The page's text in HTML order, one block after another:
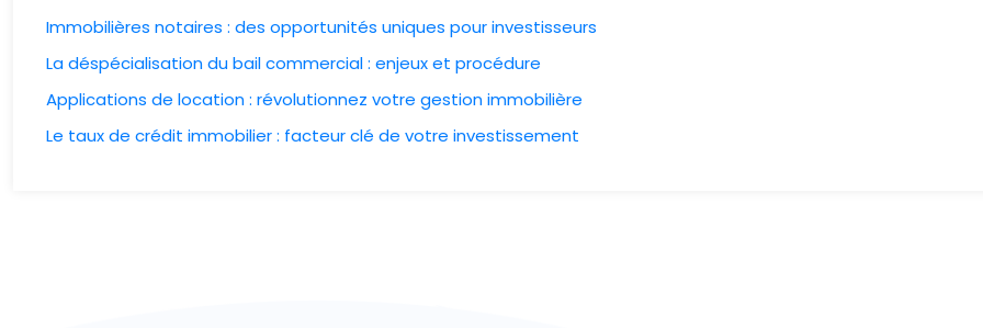
Immobilières notaires : des opportunités uniques pour investisseurs
La déspécialisation du bail commercial : enjeux et procédure
Applications de location : révolutionnez votre gestion immobilière
Le taux de crédit immobilier : facteur clé de votre investissement